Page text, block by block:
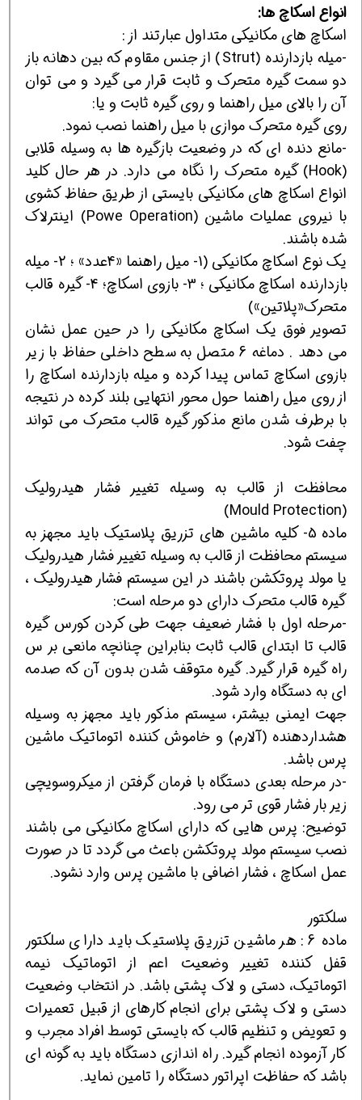
انواع اسکاچ ها:
اسکاچ های مکانیکی متداول عبارتند از :
-میله بازدارنده (Strut) از جنس مقاوم که بین دهانه باز
دو سمت گیره متحرک و ثابت قرار می گیرد و می توان
آن را بالای میل راهنما و روی گیره ثابت و یا:
روی گیره متحرک موازی با میل راهنما نصب نمود.
-مانع دنده ای که در وضعیت بازگیره ها به وسیله قلابی
(Hook) گیره متحرک را نگاه می دارد. در هر حال کلید
انواع اسکاچ های مکانیکی بایستی از طریق حفاظ کشوی
با نیروی عملیات ماشین (Powe Operation) اینترلاک
شده باشند.
یک نوع اسکاچ مکانیکی (1- میل راهنما «4عدد» ؛ 2- میله
بازدارنده اسکاچ مکانیکی ؛ 3- بازوی اسکاچ؛ 4- گیره قالب
متحرک«پلاتین»)
تصویر فوق یک اسکاچ مکانیکی را در حین عمل نشان
می دهد . دماغه 6 متصل به سطح داخلی حفاظ با زیر
بازوی اسکاچ تماس پیدا کرده و میله بازدارنده اسکاچ را
از روی میل راهنما حول محور انتهایی بلند کرده در نتیجه
با برطرف شدن مانع مذکور گیره قالب متحرک می تواند
چفت شود.
محافظت از قالب به وسیله تغییر فشار هیدرولیک
(Mould Protection)
ماده 5- کلیه ماشین های تزریق پلاستیک باید مجهز به
سیستم محافظت از قالب به وسیله تغییر فشار هیدرولیک
یا مولد پروتکشن باشند در این سیستم فشار هیدرولیک ،
گیره قالب متحرک دارای دو مرحله است:
-مرحله اول با فشار ضعیف جهت طی کردن کورس گیره
قالب تا ابتدای قالب ثابت بنابراین چنانچه مانعی بر س
راه گیره قرار گیرد. گیره متوقف شدن بدون آن که صدمه
ای به دستگاه وارد شود.
جهت ایمنی بیشتر، سیستم مذکور باید مجهز به وسیله
هشداردهنده (آلارم) و خاموش کننده اتوماتیک ماشین
پرس باشد.
-در مرحله بعدی دستگاه با فرمان گرفتن از میکروسویچی
زیر بار فشار قوی تر می رود.
توضیح: پرس هایی که دارای اسکاچ مکانیکی می باشند
نصب سیستم مولد پروتکشن باعث می گردد تا در صورت
عمل اسکاچ ، فشار اضافی با ماشین پرس وارد نشود.
سلکتور
ماده 6: هر ماشین تزریق پلاستیک باید دارای سلکتور
قفل کننده تغییر وضعیت اعم از اتوماتیک نیمه
اتوماتیک، دستی و لاک پشتی باشد. در انتخاب وضعیت
دستی و لاک پشتی برای انجام کارهای از قبیل تعمیرات
و تعویض و تنظیم قالب که بایستی توسط افراد مجرب و
کار آزموده انجام گیرد. راه اندازی دستگاه باید به گونه ای
باشد که حفاظت اپراتور دستگاه را تامین نماید.